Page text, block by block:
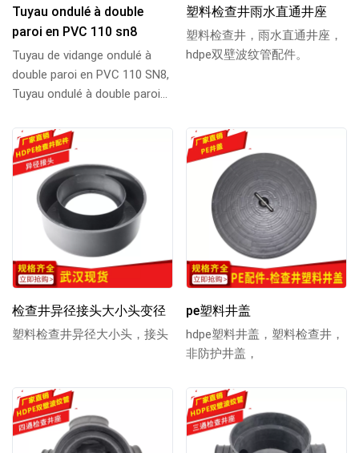
Tuyau ondulé à double
paroi en PVC 110 sn8
Tuyau de vidange ondulé à
double paroi en PVC 110 SN8,
Tuyau ondulé à double paroi
Tuyau on...
塑料检查井雨水直通井座
塑料检查井，雨水直通井座，
hdpe双壁波纹管配件。
检查井异径接头大小头变径
塑料检查井异径大小头，接头
pe塑料井盖
hdpe塑料井盖，塑料检查井，
非防护井盖，